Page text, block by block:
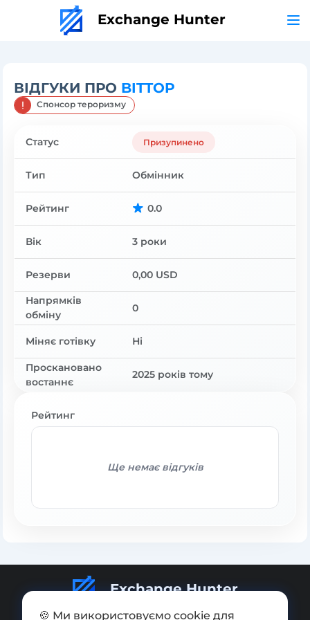
Exchange Hunter
ВІДГУКИ ПРО BITTOP
Спонсор тероризму
Статус Призупинено
Тип Обмінник
Рейтинг 0.0
Вік 3 роки
Резерви 0,00 USD
Напрямків
обміну
0
Міняє готівку Ні
Проскановано
востаннє
2025 років тому
Рейтинг
Ще немає відгуків
Exchange Hunter
🍪 Ми використовуємо cookie для